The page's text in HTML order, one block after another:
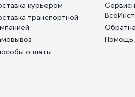
курьером
транспортной
оплаты
Помощь